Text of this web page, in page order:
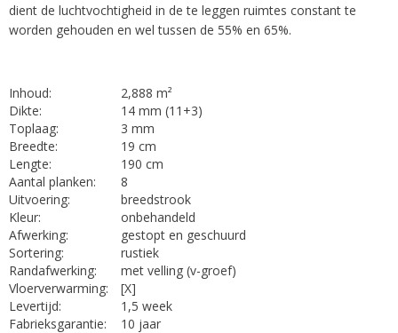
dient de luchtvochtigheid in de te leggen ruimtes constant te
worden gehouden en wel tussen de 55% en 65%.
Inhoud:
Dikte:
Toplaag:
Breedte:
Lengte:
Aantal planken:
Uitvoering:
Kleur:
Afwerking:
Sortering:
Randafwerking:
Vloerverwarming:
Levertijd:
Fabrieksgarantie:
2,888 m²
14 mm (11+3)
3 mm
19 cm
190 cm
8
breedstrook
onbehandeld
gestopt en geschuurd
rustiek
met velling (v-groef)
[X]
1,5 week
10 jaar